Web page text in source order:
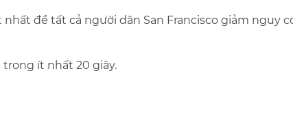
để tất cả người dân San Francisco giảm nguy
trong ít nhất 20 giây.​​